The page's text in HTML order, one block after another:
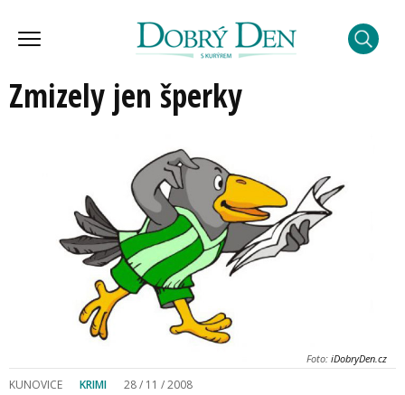
Zmizely jen šperky
Foto: iDobryDen.cz
KUNOVICE KRIMI 28 / 11 / 2008